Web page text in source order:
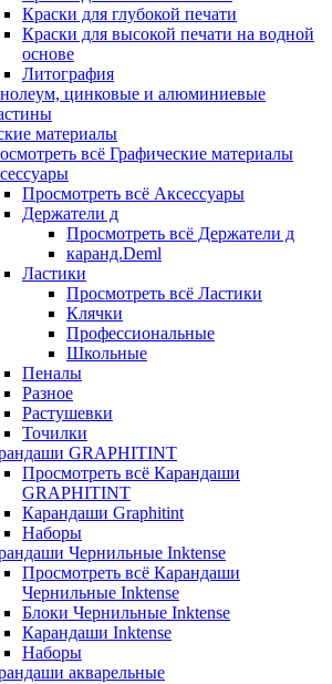
Краски для глубокой печати
Краски для высокой печати на водной
основе
Литография
цинковые и алюминиевые
материалы
всё Графические материалы
Просмотреть всё Аксессуары
Держатели д
Просмотреть всё Держатели д
каранд.Deml
Ластики
Просмотреть всё Ластики
Клячки
Профессиональные
Школьные
Пеналы
Разное
Растушевки
Точилки
GRAPHITINT
Просмотреть всё Карандаши
GRAPHITINT
Карандаши Graphitint
Наборы
Чернильные Inktense
Просмотреть всё Карандаши
Чернильные Inktense
Блоки Чернильные Inktense
Карандаши Inktense
Наборы
акварельные